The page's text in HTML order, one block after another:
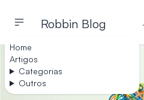
Home
Artigos
Categorias
Outros
Robbin Blog